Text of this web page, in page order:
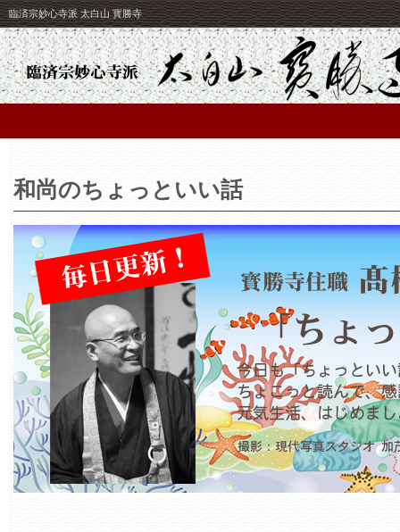
臨済宗妙心寺派 太白山 寳勝寺
和尚のちょっといい話